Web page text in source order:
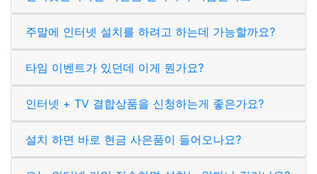
주말에 인터넷 설치를 하려고 하는데 가능할까요?
타임 이벤트가 있던데 이게 뭔가요?
인터넷 + TV 결합상품을 신청하는게 좋은가요?
설치 하면 바로 현금 사은품이 들어오나요?